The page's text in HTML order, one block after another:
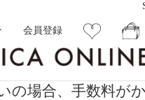
会員登録
の場合、手数料が